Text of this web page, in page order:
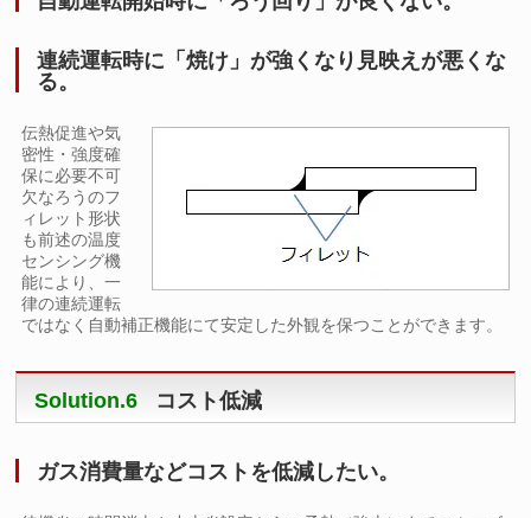
連続運転時に「焼け」が強くなり見映えが悪くな
る。
伝熱促進や気
密性・強度確
保に必要不可
欠なろうのフ
ィレット形状
も前述の温度
センシング機
能により、一
律の連続運転
ではなく自動補正機能にて安定した外観を保つことができます。
Solution.6 コスト低減
ガス消費量などコストを低減したい。